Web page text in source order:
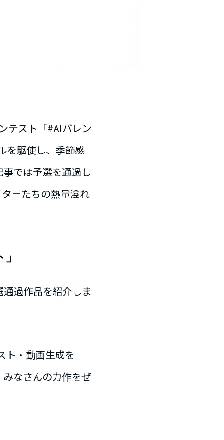
テスト「#AIバレン
を駆使し、季節感
では予選を通過し
ーたちの熱量溢れ
過作品を紹介しま
ト・動画生成を
なさんの力作をぜ